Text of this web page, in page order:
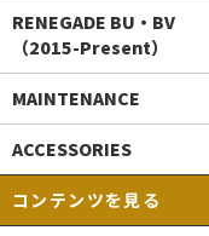
RENEGADE BU・BV
（2015-Present）
MAINTENANCE
ACCESSORIES
コンテンツを見る